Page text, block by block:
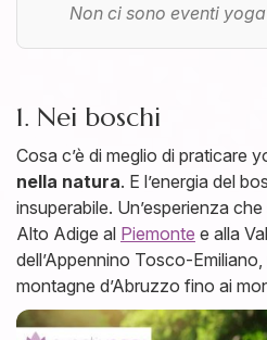
Non ci sono eventi
1. Nei boschi
Cosa c’è di meglio di praticare
nella natura. E l’energia del
insuperabile. Un’esperienza
Alto Adige al Piemonte e alla
dell’Appennino Tosco-
montagne d’Abruzzo fino ai